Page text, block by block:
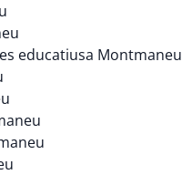
educatiusa Montmaneu